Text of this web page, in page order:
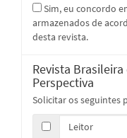
armazenados de
desta revista.
Revista
Perspectiva
Solicitar os seguintes
Leitor